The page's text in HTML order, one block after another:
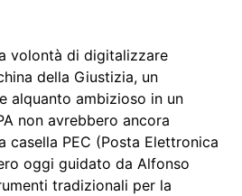
volontà di digitalizzare
della Giustizia, un
alquanto ambizioso in un
non avrebbero ancora
casella PEC (Posta Elettronica
oggi guidato da Alfonso
tradizionali per la